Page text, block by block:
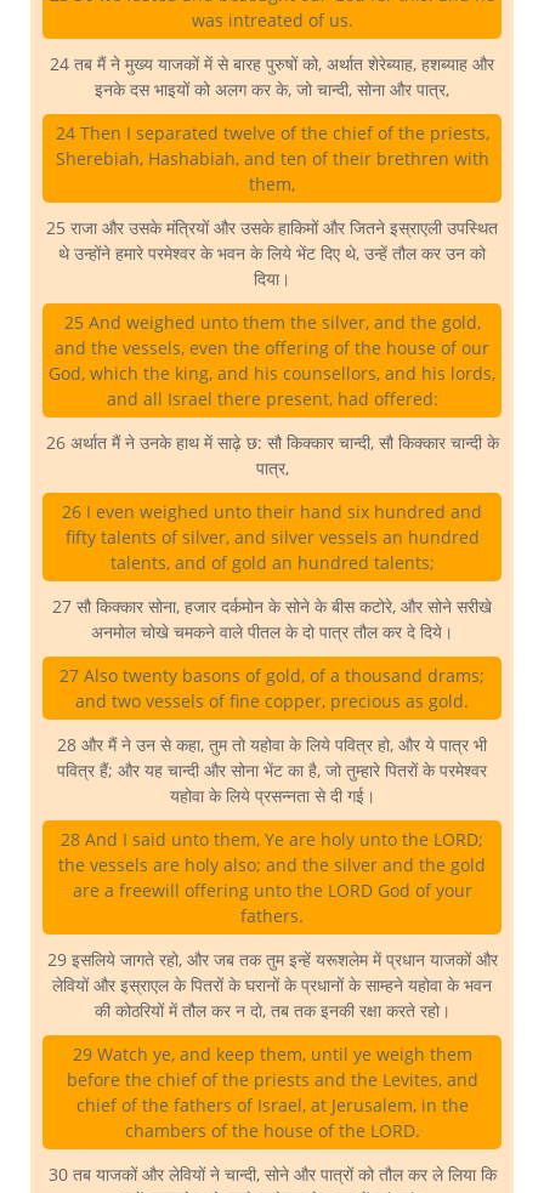
was intreated of us.
24 तब मैं ने मुख्य याजकों में से बारह पुरुषों को, अर्थात शेरेब्याह, हशब्याह और
इनके दस भाइयों को अलग कर के, जो चान्दी, सोना और पात्र,
24 Then I separated twelve of the chief of the priests,
Sherebiah, Hashabiah, and ten of their brethren with
them,
25 राजा और उसके मंत्रियों और उसके हाकिमों और जितने इस्राएली उपस्थित
थे उन्होंने हमारे परमेश्वर के भवन के लिये भेंट दिए थे, उन्हें तौल कर उन को
दिया।
25 And weighed unto them the silver, and the gold,
and the vessels, even the offering of the house of our
God, which the king, and his counsellors, and his lords,
and all Israel there present, had offered:
26 अर्थात मैं ने उनके हाथ में साढ़े छ: सौ किक्कार चान्दी, सौ किक्कार चान्दी के
पात्र,
26 I even weighed unto their hand six hundred and
fifty talents of silver, and silver vessels an hundred
talents, and of gold an hundred talents;
27 सौ किक्कार सोना, हजार दर्कमोन के सोने के बीस कटोरे, और सोने सरीखे
अनमोल चोखे चमकने वाले पीतल के दो पात्र तौल कर दे दिये।
27 Also twenty basons of gold, of a thousand drams;
and two vessels of fine copper, precious as gold.
28 और मैं ने उन से कहा, तुम तो यहोवा के लिये पवित्र हो, और ये पात्र भी
पवित्र हैं; और यह चान्दी और सोना भेंट का है, जो तुम्हारे पितरों के परमेश्वर
यहोवा के लिये प्रसन्नता से दी गई।
28 And I said unto them, Ye are holy unto the LORD;
the vessels are holy also; and the silver and the gold
are a freewill offering unto the LORD God of your
fathers.
29 इसलिये जागते रहो, और जब तक तुम इन्हें यरूशलेम में प्रधान याजकों और
लेवियों और इस्राएल के पितरों के घरानों के प्रधानों के साम्हने यहोवा के भवन
की कोठरियों में तौल कर न दो, तब तक इनकी रक्षा करते रहो।
29 Watch ye, and keep them, until ye weigh them
before the chief of the priests and the Levites, and
chief of the fathers of Israel, at Jerusalem, in the
chambers of the house of the LORD.
30 तब याजकों और लेवियों ने चान्दी, सोने और पात्रों को तौल कर ले लिया कि